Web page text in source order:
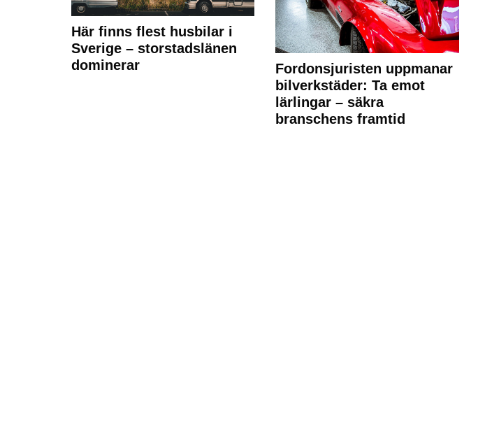
Här finns flest husbilar i
Sverige – storstadslänen
dominerar
Fordonsjuristen uppmanar
bilverkstäder: Ta emot
lärlingar – säkra
branschens framtid